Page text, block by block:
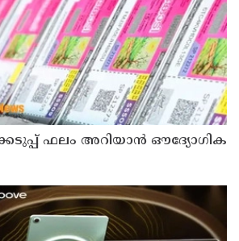
ഫലം അറിയാൻ ഔദ്യോഗിക